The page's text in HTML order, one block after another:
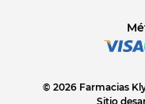
© 2026 Farmacias
Sitio